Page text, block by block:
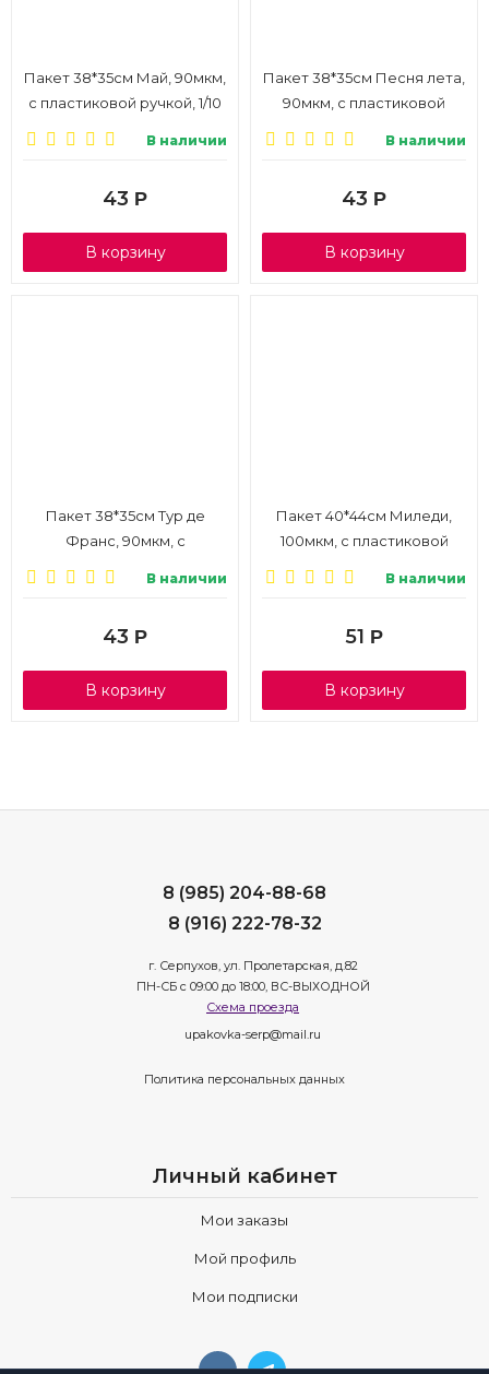
Пакет 38*35см Май, 90мкм,
с пластиковой ручкой, 1/10
В наличии
43 Р
В корзину
Пакет 38*35см Песня лета,
90мкм, с пластиковой
В наличии
43 Р
В корзину
Пакет 38*35см Тур де
Франс, 90мкм, с
В наличии
43 Р
В корзину
Пакет 40*44см Миледи,
100мкм, с пластиковой
В наличии
51 Р
В корзину
8 (985) 204-88-68
8 (916) 222-78-32
г. Серпухов, ул. Пролетарская, д.82
ПН-СБ с 09:00 до 18:00, ВС-ВЫХОДНОЙ
Схема проезда
upakovka-serp@mail.ru
Политика персональных данных
Личный кабинет
Мои заказы
Мой профиль
Мои подписки